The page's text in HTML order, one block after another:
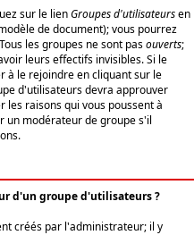
sur le lienGroupes d'utilisateursen
de document); vous pourrez
les groupes ne sont pasouverts;
leurs effectifs invisibles. Si le
à le rejoindre en cliquant sur le
d'utilisateurs devra approuver
raisons qui vous poussent à
un modérateur de groupe s'il
d'un groupe d'utilisateurs ?
créés par l'administrateur; il y